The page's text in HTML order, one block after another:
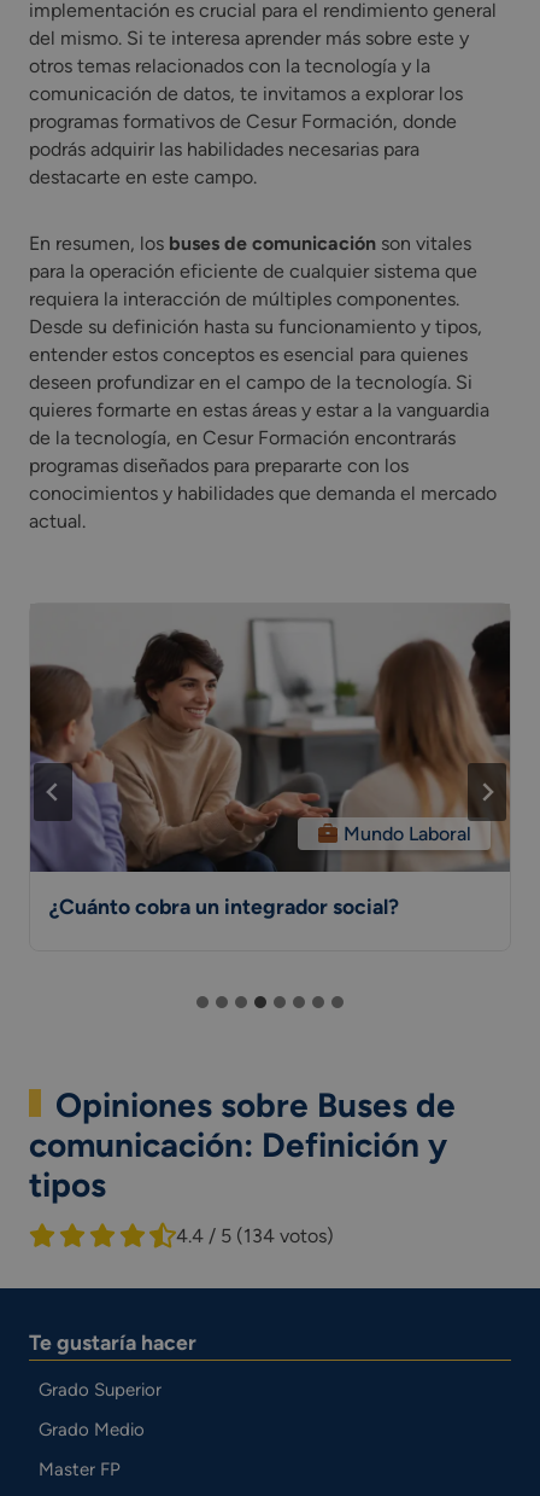
implementación es crucial para el rendimiento general
del mismo. Si te interesa aprender más sobre este y
otros temas relacionados con la tecnología y la
comunicación de datos, te invitamos a explorar los
programas formativos de Cesur Formación, donde
podrás adquirir las habilidades necesarias para
destacarte en este campo.
En resumen, los buses de comunicación son vitales
para la operación eficiente de cualquier sistema que
requiera la interacción de múltiples componentes.
Desde su definición hasta su funcionamiento y tipos,
entender estos conceptos es esencial para quienes
deseen profundizar en el campo de la tecnología. Si
quieres formarte en estas áreas y estar a la vanguardia
de la tecnología, en Cesur Formación encontrarás
programas diseñados para prepararte con los
conocimientos y habilidades que demanda el mercado
actual.
Mundo Laboral
¿Cuánto cobra un integrador social?
Opiniones sobre Buses de
comunicación: Definición y
tipos
4.4 / 5 (134 votos)
Te gustaría hacer
Grado Superior
Grado Medio
Master FP